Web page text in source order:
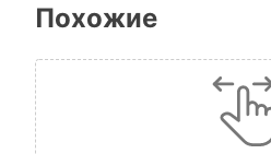
Похожие